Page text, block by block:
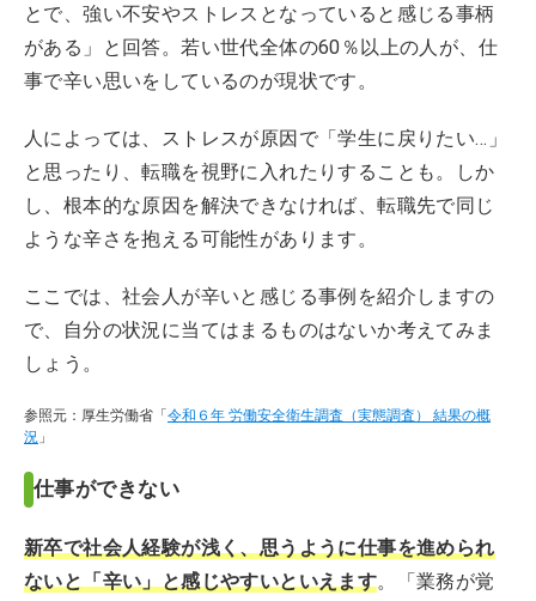
とで、強い不安やストレスとなっていると感じる事柄
がある」と回答。若い世代全体の60％以上の人が、仕
事で辛い思いをしているのが現状です。
人によっては、ストレスが原因で「学生に戻りたい…」
と思ったり、転職を視野に入れたりすることも。しか
し、根本的な原因を解決できなければ、転職先で同じ
ような辛さを抱える可能性があります。
ここでは、社会人が辛いと感じる事例を紹介しますの
で、自分の状況に当てはまるものはないか考えてみま
しょう。
参照元：厚生労働省「令和６年 労働安全衛生調査（実態調査） 結果の概
況 」
仕事ができない
新卒で社会人経験が浅く、思うように仕事を進められ
ないと「辛い」と感じやすいといえます。「業務が覚